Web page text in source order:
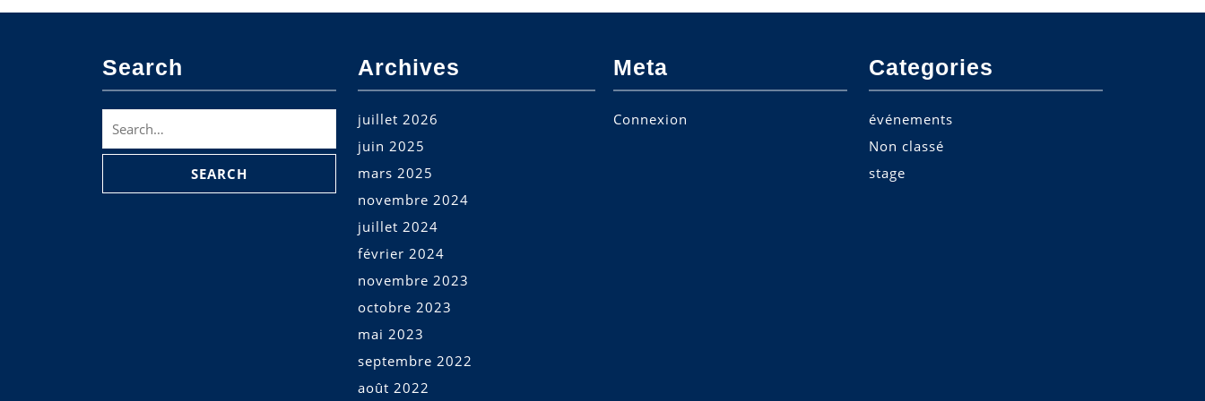
Search
for:
Archives
juillet 2026
juin 2025
mars 2025
novembre 2024
juillet 2024
février 2024
novembre 2023
octobre 2023
mai 2023
septembre 2022
août 2022
Meta
Connexion
Categories
événements
Non classé
stage